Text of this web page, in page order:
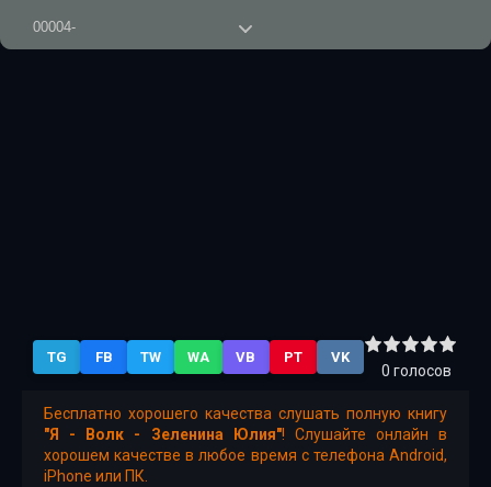
00004-
TG
FB TW WA VB PT VK
0 голосов
Бесплатно хорошего качества слушать полную книгу
"Я - Волк - Зеленина Юлия"! Слушайте онлайн в
хорошем качестве в любое время с телефона Android,
iPhone или ПК.